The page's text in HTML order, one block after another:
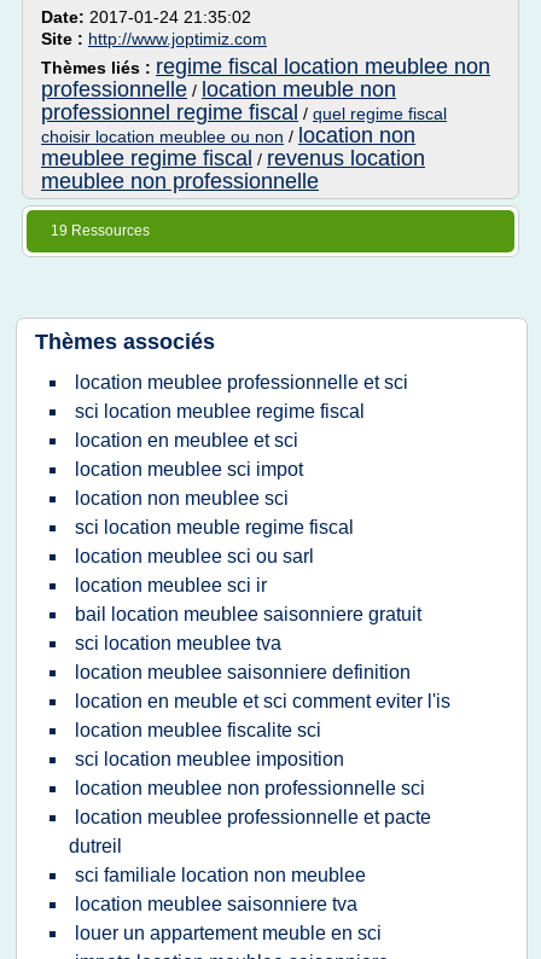
Date: 2017-01-24 21:35:02
Site : http://www.joptimiz.com
Thèmes liés : regime fiscal location meublee non
professionnelle / location meuble non
professionnel regime fiscal / quel regime fiscal
choisir location meublee ou non / location non
meublee regime fiscal / revenus location
meublee non professionnelle
19 Ressources
Thèmes associés
location meublee professionnelle et sci
sci location meublee regime fiscal
location en meublee et sci
location meublee sci impot
location non meublee sci
sci location meuble regime fiscal
location meublee sci ou sarl
location meublee sci ir
bail location meublee saisonniere gratuit
sci location meublee tva
location meublee saisonniere definition
location en meuble et sci comment eviter l'is
location meublee fiscalite sci
sci location meublee imposition
location meublee non professionnelle sci
location meublee professionnelle et pacte
dutreil
sci familiale location non meublee
location meublee saisonniere tva
louer un appartement meuble en sci